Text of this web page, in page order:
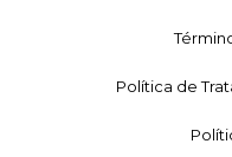
Política de